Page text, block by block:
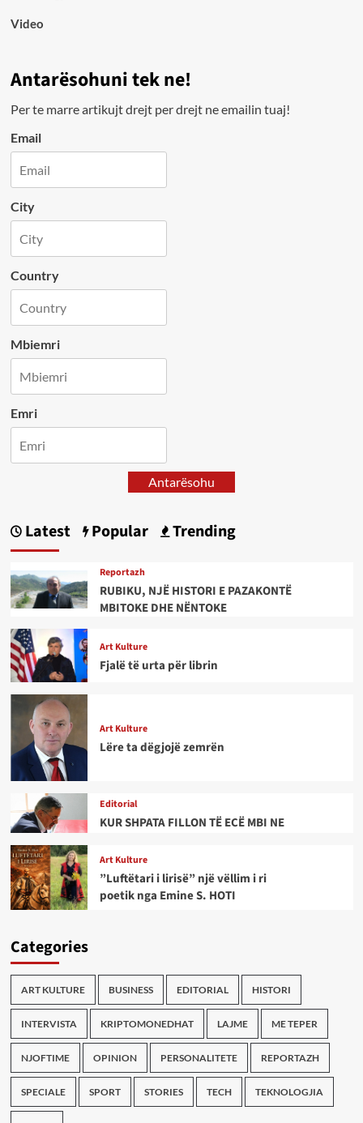
Video
Antarësohuni tek ne!
Per te marre artikujt drejt per drejt ne emailin tuaj!
Email
City
Country
Mbiemri
Emri
Antarësohu
Latest Popular Trending
Reportazh
RUBIKU, NJË HISTORI E PAZAKONTË
MBITOKE DHE NËNTOKE
Art Kulture
Fjalë të urta për librin
Art Kulture
Lëre ta dëgjojë zemrën
Editorial
KUR SHPATA FILLON TË ECË MBI NE
Art Kulture
”Luftëtari i lirisë” një vëllim i ri
poetik nga Emine S. HOTI
Categories
ART KULTURE BUSINESS EDITORIAL HISTORI
INTERVISTA KRIPTOMONEDHAT LAJME ME TEPER
NJOFTIME OPINION PERSONALITETE REPORTAZH
SPECIALE SPORT STORIES TECH TEKNOLOGJIA